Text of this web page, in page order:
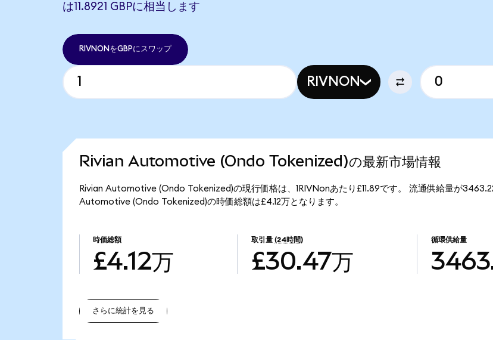
は11.8921 GBPに相当します
RIVNONをGBPにスワップ
RIVNON
Rivian Automotive (Ondo Tokenized)の最新市場情報
Rivian Automotive (Ondo Tokenized)の現行価格は、1RIVNonあたり£11.89です。 流通供給量が
Automotive (Ondo Tokenized)の時価総額は£4.12万となります。
時価総額
£4.12万
取引量 (24時間)
£30.47万
循環供給量
さらに統計を見る